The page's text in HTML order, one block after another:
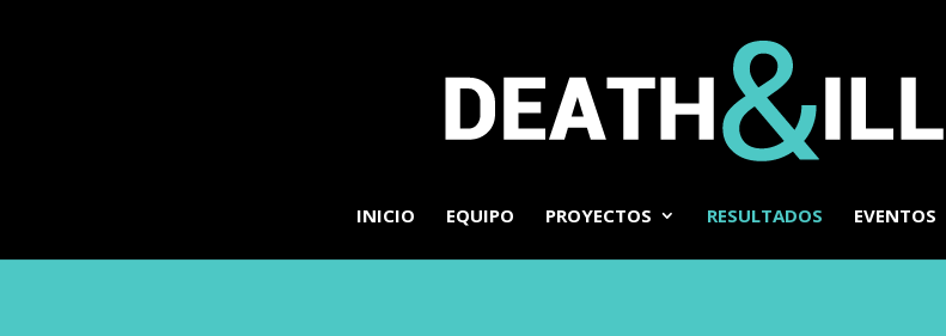
INICIO EQUIPO PROYECTOS RESULTADOS EVENTOS